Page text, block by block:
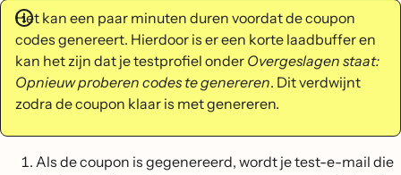
Het kan een paar minuten duren voordat de coupon
codes genereert. Hierdoor is er een korte laadbuffer en
kan het zijn dat je testprofiel onder Overgeslagen staat:
Opnieuw proberen codes te genereren. Dit verdwijnt
zodra de coupon klaar is met genereren.
Als de coupon is gegenereerd, wordt je test-e-mail die